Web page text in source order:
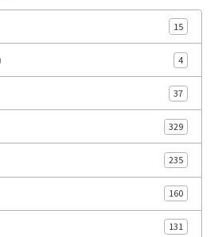
15
4
37
329
235
160
131